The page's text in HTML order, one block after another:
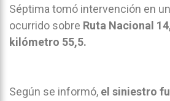
Séptima tomó intervención en
ocurrido sobre Ruta Nacional
kilómetro 55,5.
Según se informó, el siniestro